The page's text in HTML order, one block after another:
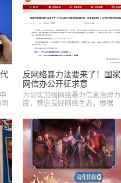
反网络暴力法要来了！国家
网信办公开征求意
为切实加强网络暴力信息治理力
度，营造良好网络生态，根据
《中华人民共和国个人信息保护
法》等法律、行政法规，国家互
联网信息办公室起草了《...